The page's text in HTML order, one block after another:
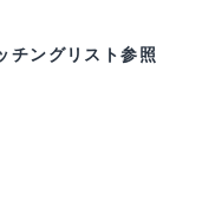
チングリスト参照